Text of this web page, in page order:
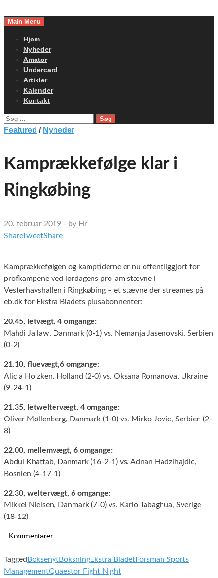
toMain Menu
Hjem
Nyheder
Amatør
Undercard
Artikler
Kalender
Kontakt
Søg
efter:
Featured / Nyheder
Kamprækkefølge klar i
Ringkøbing
20. februar 2019 - by Hr
ShareTweetShare
Kamprækkefølgen og kamptiderne er nu offentliggjort for
profkampene ved lørdagens pro-am stævne i
Vesterhavshallen i Ringkøbing – et stævne der streames på
eb.dk for Ekstra Bladets plusabonnenter:
20.45, letvægt, 4 omgange:
Mahdi Jallaw, Danmark (0-1) vs. Nemanja Jasenovski, Serbien
(0-2)
21.10, fluevægt,6 omgange:
Alicia Holzken, Holland (2-0) vs. Oksana Romanova, Ukraine
(9-24-1)
21.35, letweltervægt, 4 omgange:
Oliver Møllenberg, Danmark (1-0) vs. Mirko Jovic, Serbien (2-
8)
22.00, mellemvægt, 6 omgange:
Abdul Khattab, Danmark (16-2-1) vs. Adnan Hadzihajdic,
Bosnien (4-17-1)
22.30, weltervægt, 6 omgange:
Mikkel Nielsen, Danmark (7-0) vs. Karlo Tabaghua, Sverige
(18-12)
Kommentarer
Tagged BoksenytBoksningEkstra BladetForsman Sports
ManagementQuaestor Fight Night